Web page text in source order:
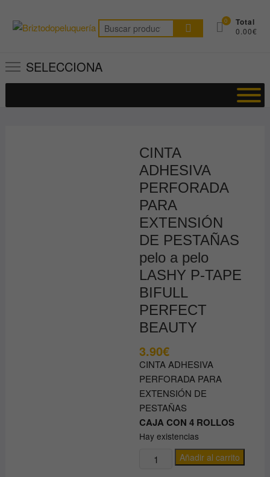
contenido
Buscar
por:
0 Total
0.00€
SELECCIONA
CINTA
ADHESIVA
PERFORADA
PARA
EXTENSIÓN
DE PESTAÑAS
pelo a pelo
LASHY P-TAPE
BIFULL
PERFECT
BEAUTY
3.90€
CINTA ADHESIVA
PERFORADA PARA
EXTENSIÓN DE
PESTAÑAS
CAJA CON 4 ROLLOS
Hay existencias
CINTA
ADHESIVA
Añadir al carrito